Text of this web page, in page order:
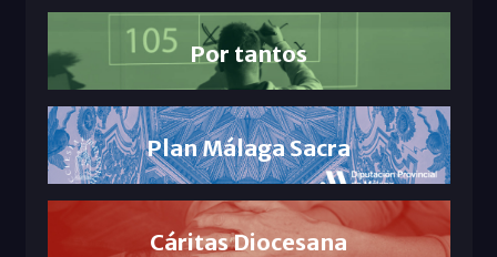
Por tantos
Plan Málaga Sacra
Cáritas Diocesana